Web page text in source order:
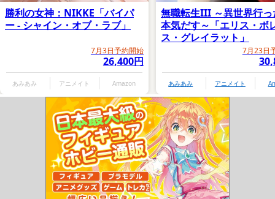
勝利の女神：NIKKE「バイパ
ー - シャイン・オブ・ラブ」
7月3日予約開始
26,400円
あみあみ アニメイト Amazon
無職転生III ～異世界行っ
本気だす～「エリス・ボ
ス・グレイラット」
7月23日
あみあみ アニメイト